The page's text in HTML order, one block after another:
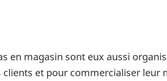
en magasin sont eux aussi
et pour commercialiser leur